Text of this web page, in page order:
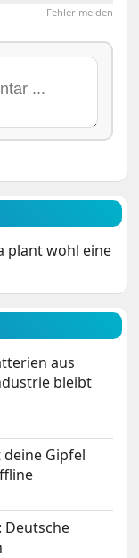
Fehler melden
plant wohl eine
aus
bleibt
Gipfel
Deutsche